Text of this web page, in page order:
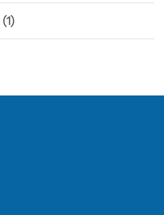
(1)